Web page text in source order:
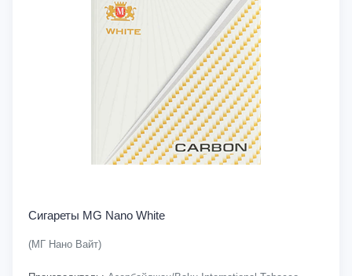
Сигареты MG Nano White
(МГ Нано Вайт)